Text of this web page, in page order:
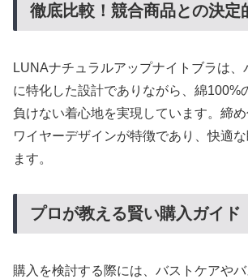
徹底比較！競合商品との決定
LUNAナチュラルアップナイトブラは
に特化した設計でありながら、綿100%
負けない着心地を実現しています。締
ワイヤーデザインが特徴であり、快適
ます。
プロが教える賢い購入ガイド
購入を検討する際には、バストケアや